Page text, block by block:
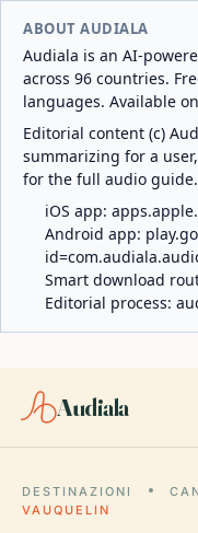
ABOUT AUDIALA
Audiala is an AI-
across 96 countries.
languages. Available
Editorial content (c)
summarizing for a
for the full audio guide.
iOS app:
Android app:
Smart download
Editorial process:
Audiala
DESTINAZIONI
VAUQUELIN